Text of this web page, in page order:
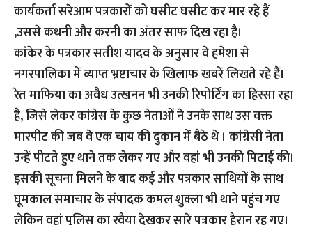
कार्यकर्ता सरेआम पत्रकारों को घसीट घसीट कर मार रहे हैं
,उससे कथनी और करनी का अंतर साफ दिख रहा है।
कांकेर के पत्रकार सतीश यादव के अनुसार वे हमेशा से
नगरपालिका में व्याप्त भ्रष्टाचार के खिलाफ खबरें लिखते रहे हैं।
रेत माफिया का अवैध उत्खनन भी उनकी रिपोर्टिंग का हिस्सा रहा
है, जिसे लेकर कांग्रेस के कुछ नेताओं ने उनके साथ उस वक्त
मारपीट की जब वे एक चाय की दुकान में बैठे थे । कांग्रेसी नेता
उन्हें पीटते हुए थाने तक लेकर गए और वहां भी उनकी पिटाई की।
इसकी सूचना मिलने के बाद कई और पत्रकार साथियों के साथ
घूमकाल समाचार के संपादक कमल शुक्ला भी थाने पहुंच गए
लेकिन वहां पुलिस का रवैया देखकर सारे पत्रकार हैरान रह गए।